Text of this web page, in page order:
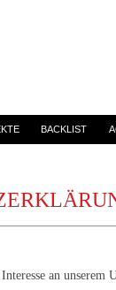
BACKLIST
an unserem